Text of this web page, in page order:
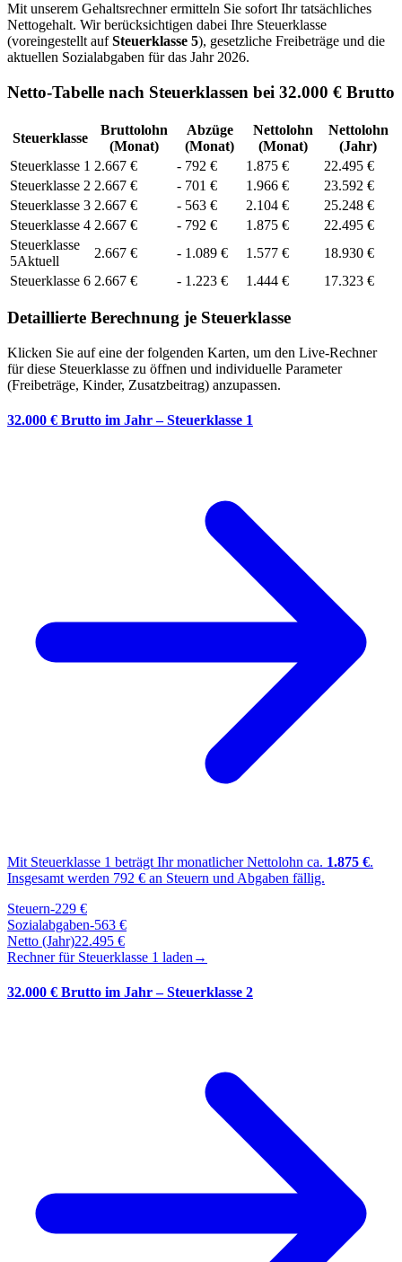
Mit unserem Gehaltsrechner ermitteln Sie sofort Ihr tatsächliches
Nettogehalt. Wir berücksichtigen dabei Ihre Steuerklasse
(voreingestellt aufSteuerklasse 5), gesetzliche Freibeträge und die
aktuellen Sozialabgaben für das Jahr 2026.
Netto-Tabelle nach Steuerklassen bei 32.000 € Brutto
Steuerklasse
Bruttolohn
(Monat)
Abzüge
(Monat)
Nettolohn
(Monat)
Nettolohn
(Jahr)
Steuerklasse 1 2.667 € - 792 € 1.875 € 22.495 €
Steuerklasse 2 2.667 € - 701 € 1.966 € 23.592 €
Steuerklasse 3 2.667 € - 563 € 2.104 € 25.248 €
Steuerklasse 4 2.667 € - 792 € 1.875 € 22.495 €
Steuerklasse
5Aktuell
2.667 € - 1.089 € 1.577 € 18.930 €
Steuerklasse 6 2.667 € - 1.223 € 1.444 € 17.323 €
Detaillierte Berechnung je Steuerklasse
Klicken Sie auf eine der folgenden Karten, um den Live-Rechner
für diese Steuerklasse zu öffnen und individuelle Parameter
(Freibeträge, Kinder, Zusatzbeitrag) anzupassen.
32.000 € Brutto im Jahr – Steuerklasse 1
Mit Steuerklasse 1 beträgt Ihr monatlicher Nettolohn ca. 1.875 €.
Insgesamt werden 792 € an Steuern und Abgaben fällig.
Steuern-229 €
Sozialabgaben-563 €
Netto (Jahr)22.495 €
Rechner für Steuerklasse 1 laden →
32.000 € Brutto im Jahr – Steuerklasse 2